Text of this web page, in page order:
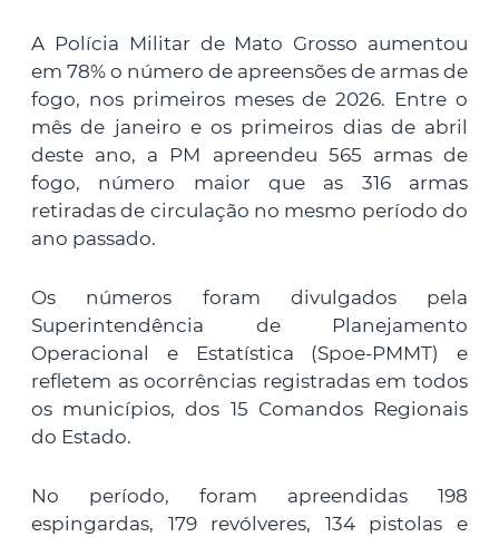
A Polícia Militar de Mato Grosso aumentou
em 78% o número de apreensões de armas de
fogo, nos primeiros meses de 2026. Entre o
mês de janeiro e os primeiros dias de abril
deste ano, a PM apreendeu 565 armas de
fogo, número maior que as 316 armas
retiradas de circulação no mesmo período do
ano passado.
Os números foram divulgados pela
Superintendência de Planejamento
Operacional e Estatística (Spoe-PMMT) e
refletem as ocorrências registradas em todos
os municípios, dos 15 Comandos Regionais
do Estado.
No período, foram apreendidas 198
espingardas, 179 revólveres, 134 pistolas e